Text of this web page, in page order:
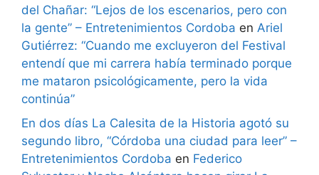
del Chañar: “Lejos de los escenarios, pero con
la gente” – Entretenimientos Cordoba en Ariel
Gutiérrez: “Cuando me excluyeron del Festival
entendí que mi carrera había terminado porque
me mataron psicológicamente, pero la vida
continúa”
En dos días La Calesita de la Historia agotó su
segundo libro, “Córdoba una ciudad para leer” –
Entretenimientos Cordoba en Federico